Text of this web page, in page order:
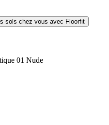
sols chez vous avec Floorfit
01 Nude